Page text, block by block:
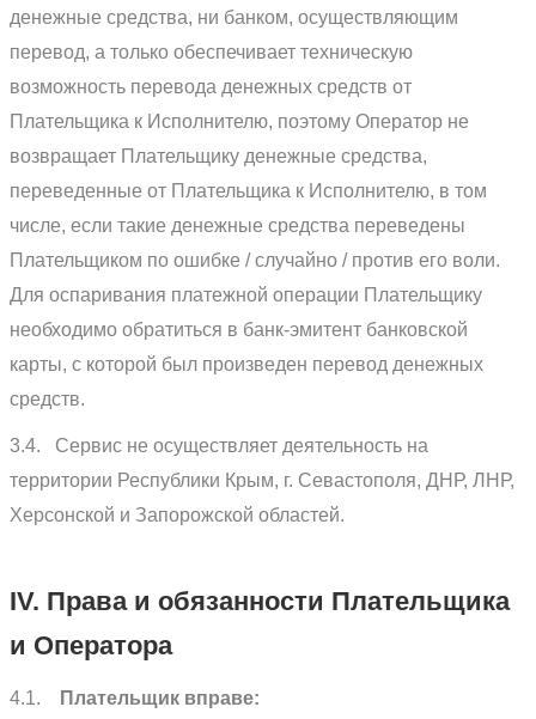
денежные средства, ни банком, осуществляющим
перевод, а только обеспечивает техническую
возможность перевода денежных средств от
Плательщика к Исполнителю, поэтому Оператор не
возвращает Плательщику денежные средства,
переведенные от Плательщика к Исполнителю, в том
числе, если такие денежные средства переведены
Плательщиком по ошибке / случайно / против его воли.
Для оспаривания платежной операции Плательщику
необходимо обратиться в банк-эмитент банковской
карты, с которой был произведен перевод денежных
средств.
3.4. Сервис не осуществляет деятельность на
территории Республики Крым, г. Севастополя, ДНР, ЛНР,
Херсонской и Запорожской областей.
IV. Права и обязанности Плательщика
и Оператора
4.1. Плательщик вправе: